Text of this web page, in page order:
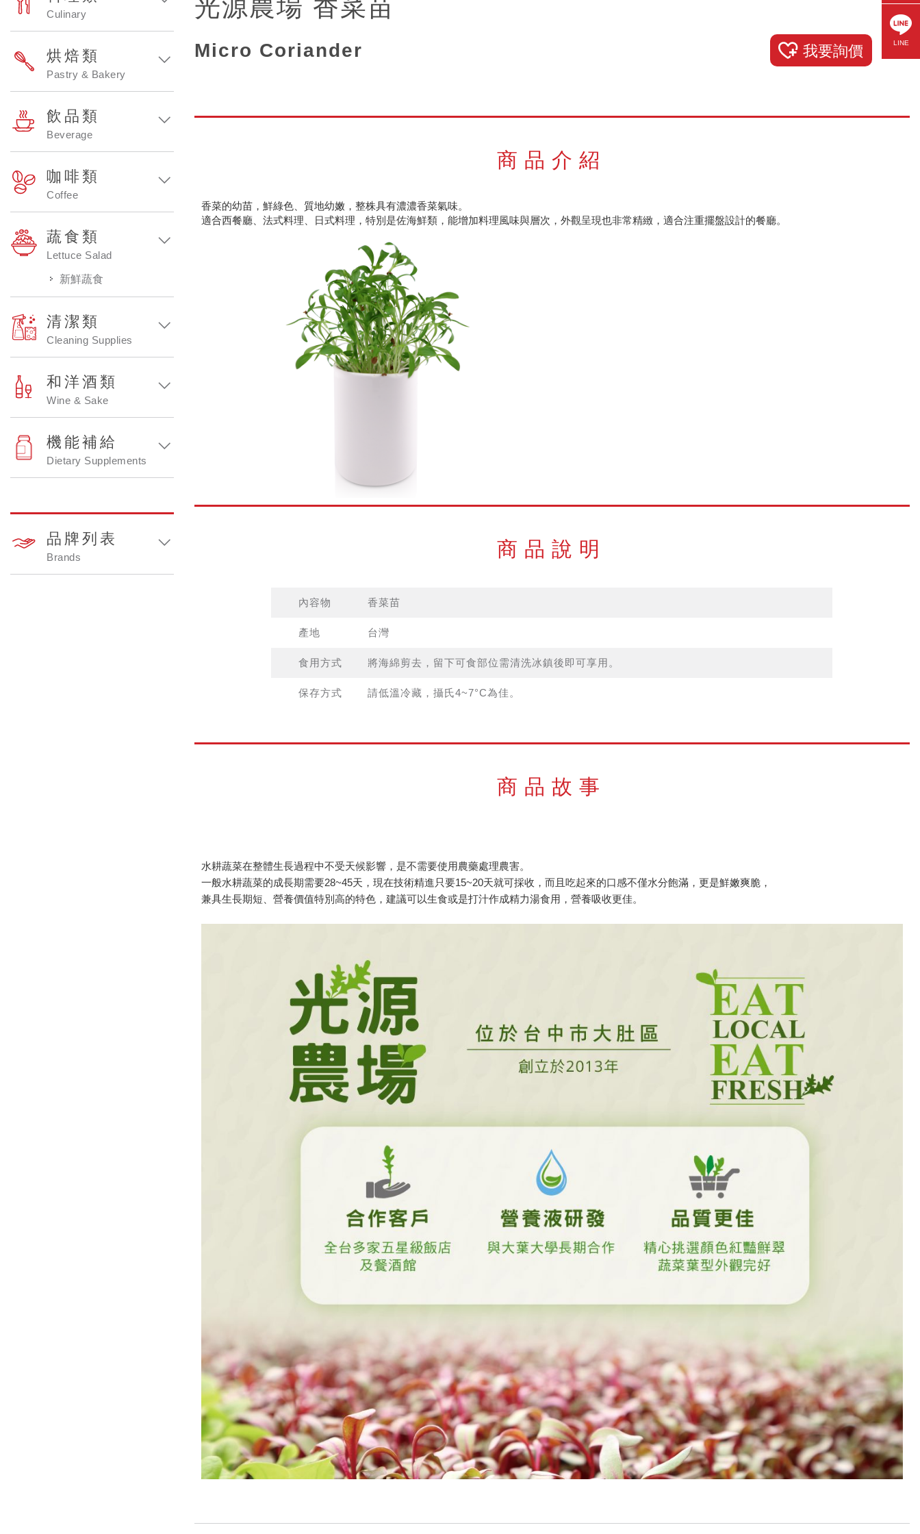
Culinary
烘焙類
Pastry & Bakery
飲品類
Beverage
咖啡類
Coffee
蔬食類
Lettuce Salad
新鮮蔬食
清潔類
Cleaning Supplies
和洋酒類
Wine & Sake
機能補給
Dietary Supplements
品牌列表
Brands
光源農場 香菜苗
Micro Coriander 我要詢價
商品介紹
香菜的幼苗，鮮綠色、質地幼嫩，整株具有濃濃香菜氣味。
適合西餐廳、法式料理、日式料理，特別是佐海鮮類，能增加料理風味與層次，外觀呈現也非常精緻，適合注重擺盤設計的餐廳。
商品說明
內容物 香菜苗
產地 台灣
食用方式 將海綿剪去，留下可食部位需清洗冰鎮後即可享用。
保存方式 請低溫冷藏，攝氏4~7°C為佳。
商品故事
水耕蔬菜在整體生長過程中不受天候影響，是不需要使用農藥處理農害。
一般水耕蔬菜的成長期需要28~45天，現在技術精進只要15~20天就可採收，而且吃起來的口感不僅水分飽滿，更是鮮嫩爽脆，
兼具生長期短、營養價值特別高的特色，建議可以生食或是打汁作成精力湯食用，營養吸收更佳。
LINE